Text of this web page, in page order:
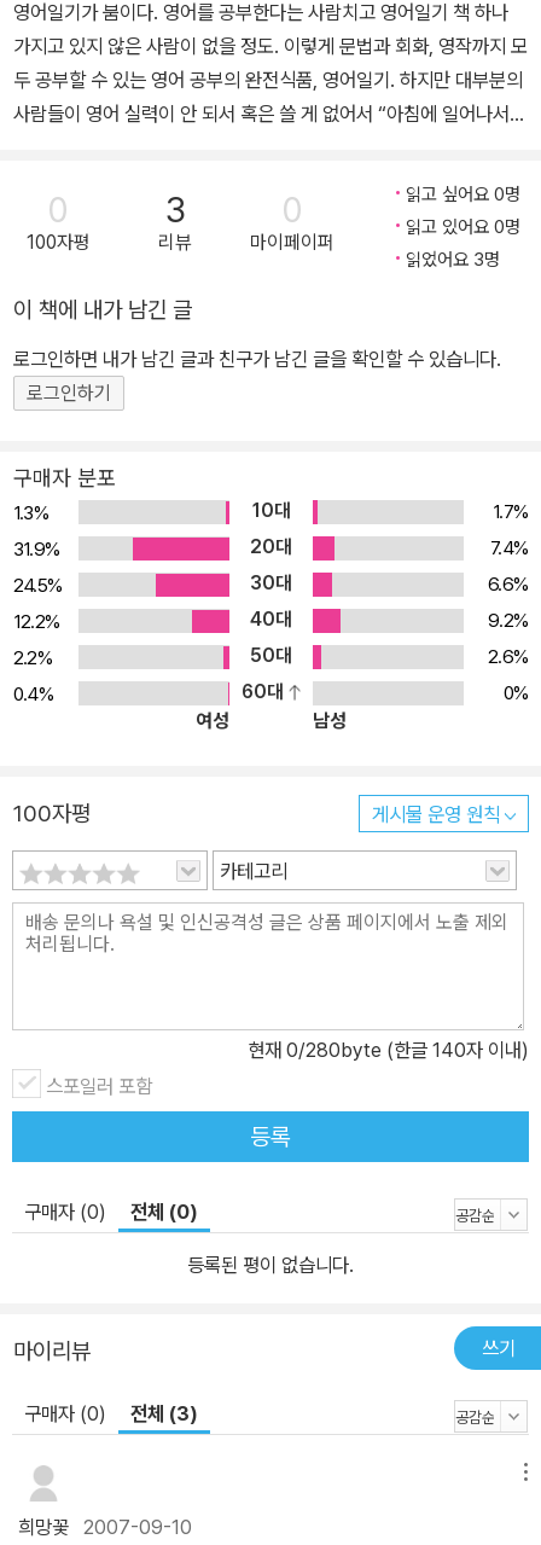
참여하였다.
영어일기가 붐이다. 영어를 공부한다는 사람치고 영어일기 책 하나
가지고 있지 않은 사람이 없을 정도. 이렇게 문법과 회화, 영작까지 모
두 공부할 수 있는 영어 공부의 완전식품, 영어일기. 하지만 대부분의
사람들이 영어 실력이 안 되서 혹은 쓸 게 없어서 “아침에 일어나서
쓰는 경우 많다. 이렇게 반복적인 영어일기 쓰기가 과연 영어 실력 향
상에 도움이 될까? 《테마별 영어일기 무작정 따라하기》에서는 현대
를 살아가는 우리 보통 사람들의 보편적인 관심사를 모아모아 80개
예시 일기를 수록하였을 뿐만 아니라, 각 테마와 관련된 다양한 표현
까지 수록해 자신만의 영어일기를 쓸 수 있도록 구성하였다.
0
100자평
3
리뷰
0
마이페이퍼
읽고 싶어요 0명
읽고 있어요 0명
읽었어요 3명
이 책에 내가 남긴 글
로그인하면 내가 남긴 글과 친구가 남긴 글을 확인할 수 있습니다.
로그인하기
구매자 분포
1.3% 10대
1.7%
31.9%
20대
7.4%
24.5%
30대
6.6%
12.2%
40대
9.2%
2.2%
50대
2.6%
0.4%
60대
0%
여성
남성
100자평 게시물 운영 원칙
카테고리
현재 0/280byte (한글 140자 이내)
스포일러 포함
등록
구매자 (0) 전체 (0)
등록된 평이 없습니다.
마이리뷰 쓰기
구매자 (0) 전체 (3)
희망꽃 2007-09-10